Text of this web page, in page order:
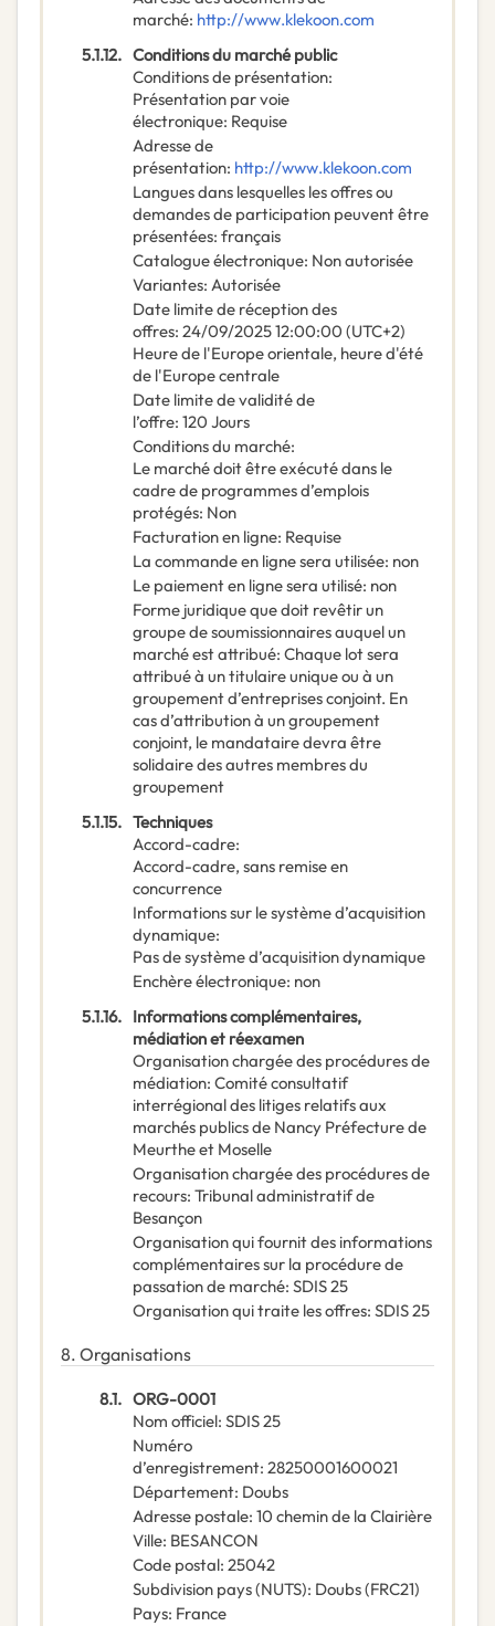
marché: http://www.klekoon.com
5.1.12. Conditions du marché public
Conditions de présentation:
Présentation par voie
électronique: Requise
Adresse de
présentation: http://www.klekoon.com
Langues dans lesquelles les offres ou
demandes de participation peuvent être
présentées: français
Catalogue électronique: Non autorisée
Variantes: Autorisée
Date limite de réception des
offres: 24/09/202512:00:00 (UTC+2)
Heure de l'Europe orientale, heure d'été
de l'Europe centrale
Date limite de validité de
l’offre: 120 Jours
Conditions du marché:
Le marché doit être exécuté dans le
cadre de programmes d’emplois
protégés: Non
Facturation en ligne: Requise
La commande en ligne sera utilisée: non
Le paiement en ligne sera utilisé: non
Forme juridique que doit revêtir un
groupe de soumissionnaires auquel un
marché est attribué: Chaque lot sera
attribué à un titulaire unique ou à un
groupement d’entreprises conjoint. En
cas d’attribution à un groupement
conjoint, le mandataire devra être
solidaire des autres membres du
groupement
5.1.15. Techniques
Accord-cadre:
Accord-cadre, sans remise en
concurrence
Informations sur le système d’acquisition
dynamique:
Pas de système d’acquisition dynamique
Enchère électronique: non
5.1.16. Informations complémentaires,
médiation et réexamen
Organisation chargée des procédures de
médiation: Comité consultatif
interrégional des litiges relatifs aux
marchés publics de Nancy Préfecture de
Meurthe et Moselle
Organisation chargée des procédures de
recours: Tribunal administratif de
Besançon
Organisation qui fournit des informations
complémentaires sur la procédure de
passation de marché: SDIS 25
Organisation qui traite les offres: SDIS 25
8. Organisations
8.1. ORG-0001
Nom officiel: SDIS 25
Numéro
d’enregistrement: 28250001600021
Département: Doubs
Adresse postale: 10 chemin de la Clairière
Ville: BESANCON
Code postal: 25042
Subdivision pays (NUTS): Doubs(FRC21)
Pays: France